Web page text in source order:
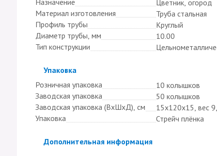
Цветник, огород
Материал изготовления
Труба стальная
Профиль трубы
Круглый
Диаметр трубы, мм
10.00
Тип конструкции
Скрыть
Упаковка
Розничная упаковка
10 колышков
Заводская упаковка
50 колышков
Заводская упаковка (ВхШхД), см
15х120х15, вес
Упаковка
Стрейч плёнка
Скрыть
Дополнительная информация